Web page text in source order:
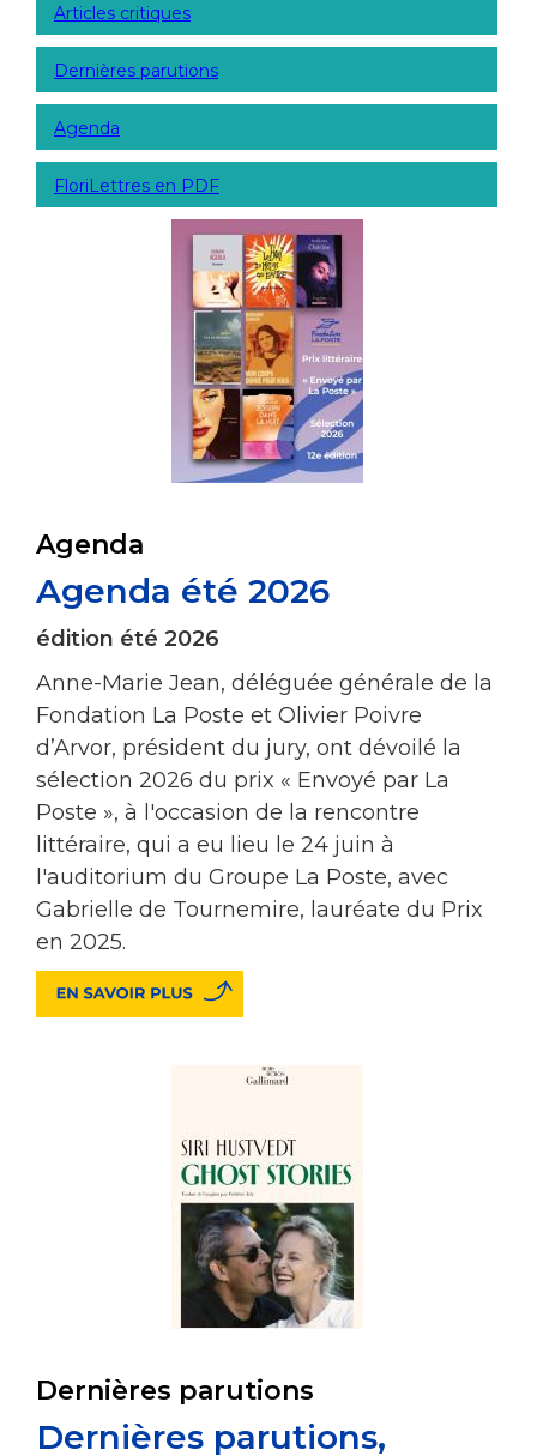
Agenda
Agenda été 2026
édition été 2026
Anne-Marie Jean, déléguée générale de la
Fondation La Poste et Olivier Poivre
d’Arvor, président du jury, ont dévoilé la
sélection 2026 du prix « Envoyé par La
Poste », à l'occasion de la rencontre
littéraire, qui a eu lieu le 24 juin à
l'auditorium du Groupe La Poste, avec
Gabrielle de Tournemire, lauréate du Prix
en 2025.
Dernières parutions
Dernières parutions,
Articles critiques
Dernières parutions
Agenda
FloriLettres en PDF